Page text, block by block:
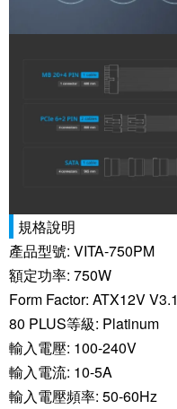
規格說明
產品型號: VITA-750PM
額定功率: 750W
Form Factor: ATX12V V3.1
80 PLUS等級: Platinum
輸入電壓: 100-240V
輸入電流: 10-5A
輸入電壓頻率: 50-60Hz